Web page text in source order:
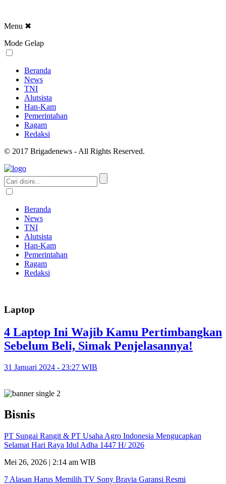
Menu ✖
Mode Gelap
Beranda
News
TNI
Alutsista
Han-Kam
Pemerintahan
Ragam
Redaksi
© 2017 Brigadenews - All Rights Reserved.
Beranda
News
TNI
Alutsista
Han-Kam
Pemerintahan
Ragam
Redaksi
Laptop
4 Laptop Ini Wajib Kamu Pertimbangkan
Sebelum Beli, Simak Penjelasannya!
31 Januari 2024 - 23:27 WIB
Bisnis
PT Sungai Rangit & PT Usaha Agro Indonesia Mengucapkan
Selamat Hari Raya Idul Adha 1447 H/ 2026
Mei 26, 2026 | 2:14 am WIB
7 Alasan Harus Memilih TV Sony Bravia Garansi Resmi